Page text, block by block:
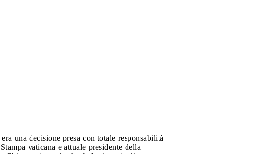
una decisione presa con totale responsabilità
vaticana e attuale presidente della